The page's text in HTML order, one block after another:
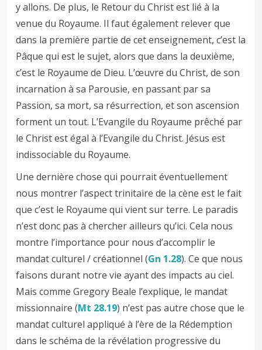
y allons. De plus, le Retour du Christ est lié à la
venue du Royaume. Il faut également relever que
dans la première partie de cet enseignement, c’est la
Pâque qui est le sujet, alors que dans la deuxième,
c’est le Royaume de Dieu. L’œuvre du Christ, de son
incarnation à sa Parousie, en passant par sa
Passion, sa mort, sa résurrection, et son ascension
forment un tout. L’Evangile du Royaume prêché par
le Christ est égal à l’Evangile du Christ. Jésus est
indissociable du Royaume.
Une dernière chose qui pourrait éventuellement
nous montrer l’aspect trinitaire de la cène est le fait
que c’est le Royaume qui vient sur terre. Le paradis
n’est donc pas à chercher ailleurs qu’ici. Cela nous
montre l’importance pour nous d’accomplir le
mandat culturel / créationnel (Gn 1.28). Ce que nous
faisons durant notre vie ayant des impacts au ciel.
Mais comme Gregory Beale l’explique, le mandat
missionnaire (Mt 28.19) n’est pas autre chose que le
mandat culturel appliqué à l’ère de la Rédemption
dans le schéma de la révélation progressive du